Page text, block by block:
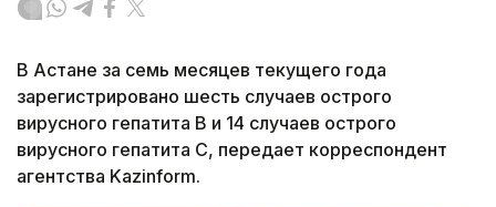
В Астане за семь месяцев текущего года
зарегистрировано шесть случаев острого
вирусного гепатита В и 14 случаев острого
вирусного гепатита С, передает корреспондент
агентства Kazinform.